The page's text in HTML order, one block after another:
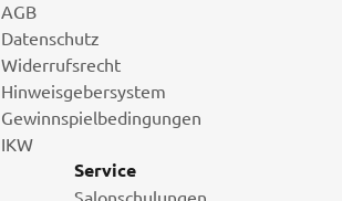
AGB
Datenschutz
Widerrufsrecht
Hinweisgebersystem
Gewinnspielbedingungen
IKW
Service